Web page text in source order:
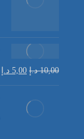
10,00 د.إ 5,00 د.إ